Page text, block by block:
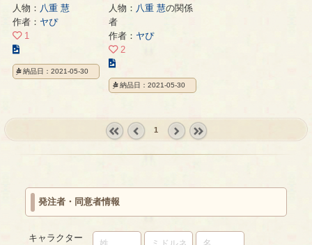
人物： 八重 慧
作者： ヤぴ
1
の
イ
納品日：2021-05-30
人物： 八重 慧の関係
者
作者： ヤぴ
2
の
イ
ト
ジ
納品日：2021-05-30
1
発注者・同意者情報
キャラクター